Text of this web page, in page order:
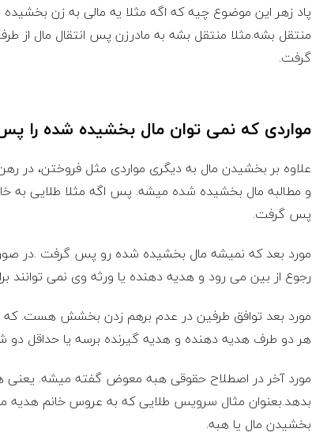
پاد زهر این موضوع چیه که اگه مثلا یه مالی به زن
منتقل بشه.مثلا منتقل بشه به مادرزن پس انتقال مال
گرفت.
مواردی که نمی توان مال بخشیده شده را
علاوه بر بخشیدن مال به دیگری مواردی مثل فروختن،
و مطالبه مال بخشیده شده میشه. پس اگه مثلا طلایی به
پس گرفت.
مورد بعد که نمیشه مال بخشیده شده رو پس گرفت .در
رجوع از بین می رود و هدیه دهنده یا ورثه وی نمی توانند
مورد بعد توافق طرفین در عدم برهم زدن بخشش هست.
هر دو طرف هدیه دهنده و هدیه گیرنده برسه یا حداقل دو
مورد آخر در اصطلاح حقوقی هبه معوض گفته میشه. یعنی
بدهد.بعنوان مثال سرویس طلایی که به عروس خانم هدیه
بخشیدن مال یا هبه.